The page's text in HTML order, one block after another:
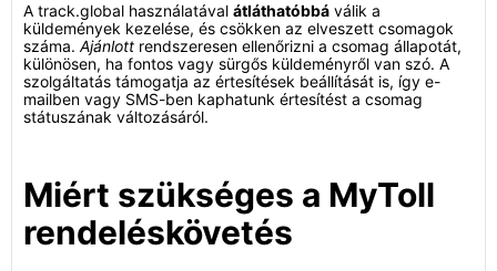
A track.global használatával átláthatóbbá válik a
küldemények kezelése, és csökken az elveszett csomagok
száma. Ajánlott rendszeresen ellenőrizni a csomag állapotát,
különösen, ha fontos vagy sürgős küldeményről van szó. A
szolgáltatás támogatja az értesítések beállítását is, így e-
mailben vagy SMS-ben kaphatunk értesítést a csomag
státuszának változásáról.
Miért szükséges a MyToll
rendeléskövetés